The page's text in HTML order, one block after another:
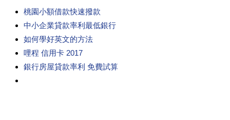
桃園小額借款快速撥款
中小企業貸款率利最低銀行
如何學好英文的方法
哩程 信用卡 2017
銀行房屋貸款率利 免費試算